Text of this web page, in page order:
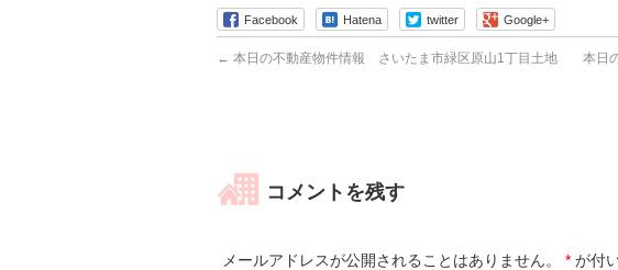
Facebook Hatena twitter Google+
← 本日の不動産物件情報 さいたま市緑区原山1丁目土地
本日
コメントを残す
メールアドレスが公開されることはありません。 * が付